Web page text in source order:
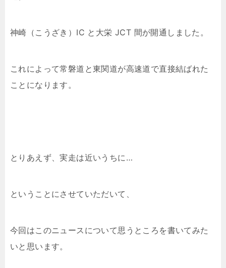
神崎（こうざき）IC と大栄 JCT 間が開通しました。
これによって常磐道と東関道が高速道で直接結ばれた
ことになります。
とりあえず、実走は近いうちに…
ということにさせていただいて、
今回はこのニュースについて思うところを書いてみた
いと思います。